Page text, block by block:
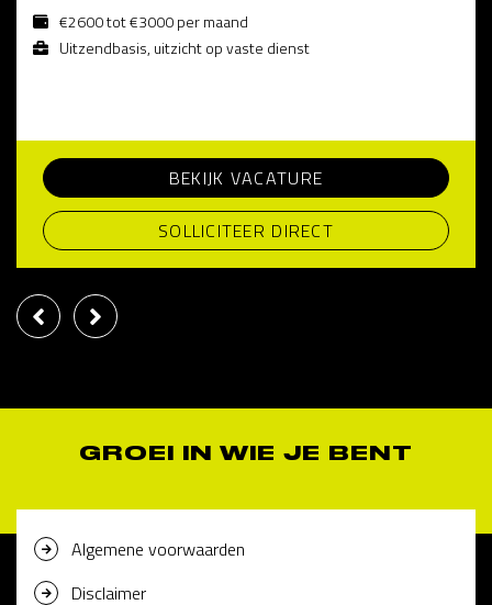
€2600 tot €3000 per maand
Uitzendbasis, uitzicht op vaste dienst
BEKIJK VACATURE
SOLLICITEER DIRECT
GROEI IN WIE JE BENT
Algemene voorwaarden
Disclaimer